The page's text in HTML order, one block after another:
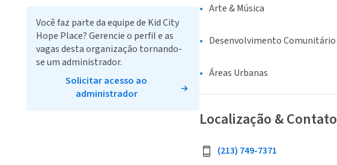
Arte & Música
Desenvolvimento Comunitário
Áreas Urbanas
Localização & Contato
(213) 749-7371
Você faz parte da equipe de Kid City
Hope Place? Gerencie o perfil e as
vagas desta organização tornando-
se um administrador.
Solicitar acesso ao
administrador